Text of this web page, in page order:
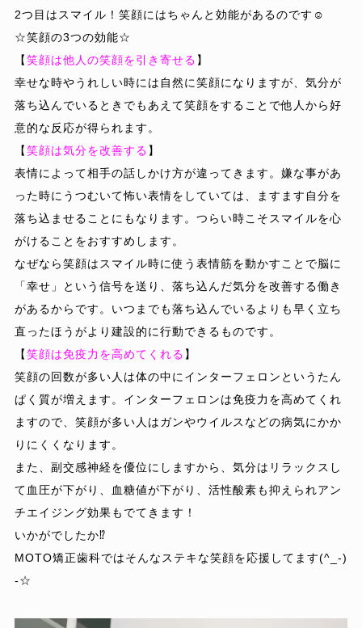
2つ目はスマイル！笑顔にはちゃんと効能があるのです☺︎
☆笑顔の3つの効能☆
【笑顔は他人の笑顔を引き寄せる 】
幸せな時やうれしい時には自然に笑顔になりますが、気分が
落ち込んでいるときでもあえて笑顔をすることで他人から好
意的な反応が得られます。
【笑顔は気分を改善する 】
表情によって相手の話しかけ方が違ってきます。嫌な事があ
った時にうつむいて怖い表情をしていては、ますます自分を
落ち込ませることにもなります。つらい時こそスマイルを心
がけることをおすすめします。
なぜなら笑顔はスマイル時に使う表情筋を動かすことで脳に
「幸せ」という信号を送り、落ち込んだ気分を改善する働き
があるからです。いつまでも落ち込んでいるよりも早く立ち
直ったほうがより建設的に行動できるものです。
【笑顔は免疫力を高めてくれる 】
笑顔の回数が多い人は体の中にインターフェロンというたん
ぱく質が増えます。インターフェロンは免疫力を高めてくれ
ますので、笑顔が多い人はガンやウイルスなどの病気にかか
りにくくなります。
また、副交感神経を優位にしますから、気分はリラックスし
て血圧が下がり、血糖値が下がり、活性酸素も抑えられアン
チエイジング効果もでてきます！
いかがでしたか⁉︎
MOTO矯正歯科ではそんなステキな笑顔を応援してます(^_-)
-☆